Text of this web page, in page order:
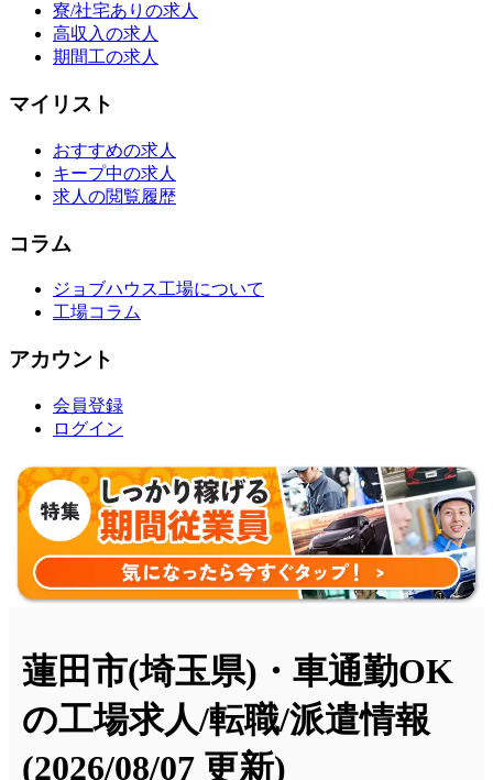
寮/社宅ありの求人
高収入の求人
期間工の求人
マイリスト
おすすめの求人
キープ中の求人
求人の閲覧履歴
コラム
ジョブハウス工場について
工場コラム
アカウント
会員登録
ログイン
蓮田市(埼玉県)・車通勤OK
の工場求人/転職/派遣情報
(2026/08/07 更新)